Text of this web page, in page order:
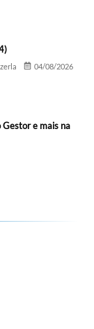
04/08/2026
Gestor e mais na